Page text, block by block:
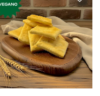
Galletas premium al agua.